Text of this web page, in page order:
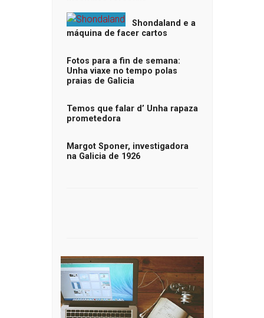
Shondaland e a
máquina de facer cartos
Fotos para a fin de semana:
Unha viaxe no tempo polas
praias de Galicia
Temos que falar d’ Unha rapaza
prometedora
Margot Sponer, investigadora
na Galicia de 1926